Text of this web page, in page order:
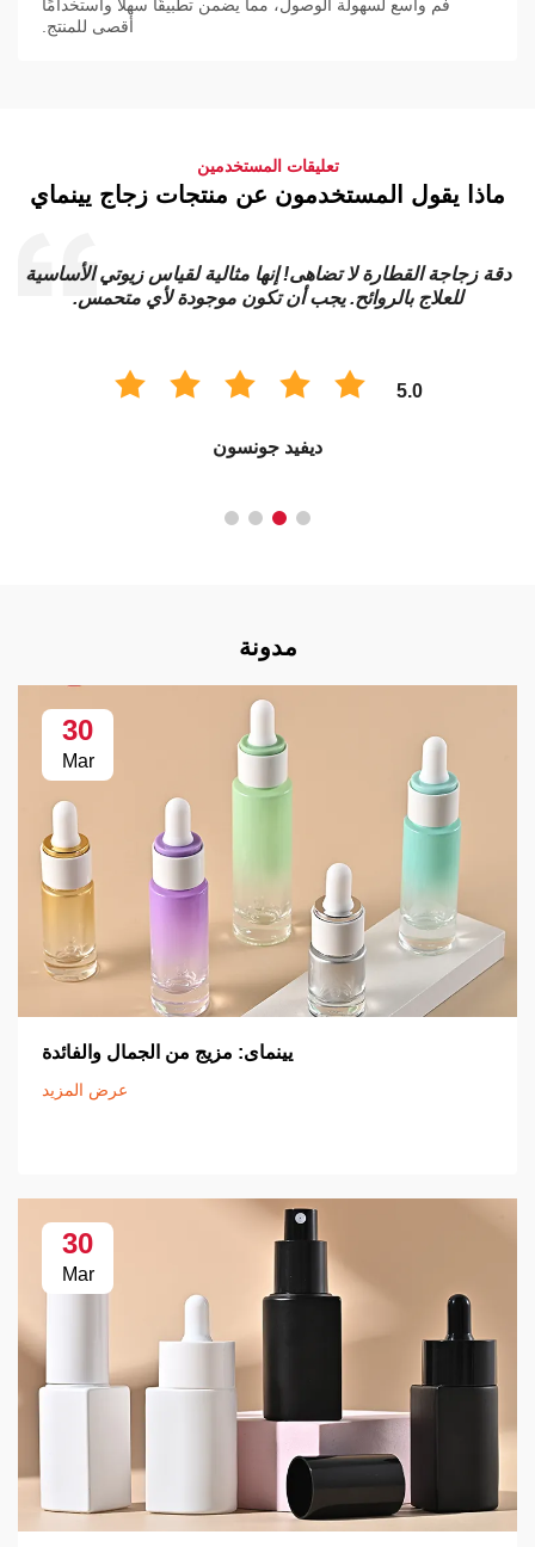
فم واسع لسهولة الوصول، مما يضمن تطبيقًا سهلاً واستخدامًا
أقصى للمنتج.
تعليقات المستخدمين
ماذا يقول المستخدمون عن منتجات زجاج يينماي
دقة زجاجة القطارة لا تضاهى! إنها مثالية لقياس زيوتي الأساسية
للعلاج بالروائح. يجب أن تكون موجودة لأي متحمس.
5.0
ديفيد جونسون
مدونة
30
Mar
يينماى: مزيج من الجمال والفائدة
عرض المزيد
30
Mar